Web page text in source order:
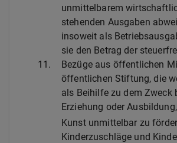
unmittelbarem
stehenden Ausgaben
insoweit als
sie den Betrag der
11.
Bezüge aus öffentlichen
öffentlichen Stiftung, die
als Beihilfe zu dem Zweck
Erziehung oder
Kunst unmittelbar zu
Kinderzuschläge und